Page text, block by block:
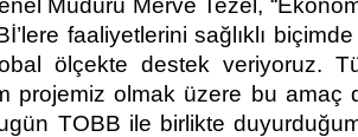
Müdürü Merve Tezel,
faaliyetlerini sağlıklı
ölçekte destek veriyoruz.
projemiz olmak üzere bu amaç
TOBB ile birlikte